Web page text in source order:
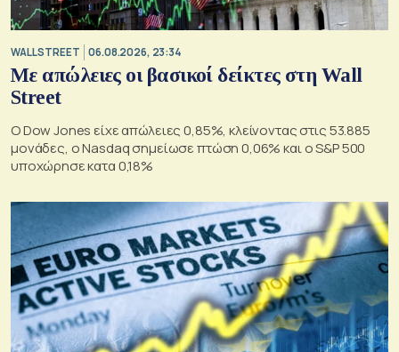
WALL STREET 06.08.2026, 23:34
Με απώλειες οι βασικοί δείκτες στη Wall
Street
Ο Dow Jones είχε απώλειες 0,85%, κλείνοντας στις 53.885
μονάδες, ο Nasdaq σημείωσε πτώση 0,06% και ο S&P 500
υποχώρησε κατα 0,18%